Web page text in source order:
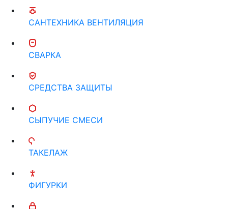
САНТЕХНИКА ВЕНТИЛЯЦИЯ
СВАРКА
СРЕДСТВА ЗАЩИТЫ
СЫПУЧИЕ СМЕСИ
ТАКЕЛАЖ
ФИГУРКИ